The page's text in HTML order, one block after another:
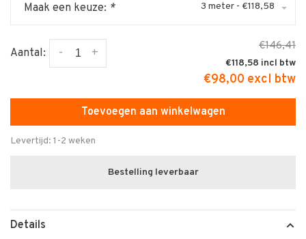
Maak een keuze: * 3 meter - €118,58
Aantal: +
-
€146,41
€118,58
€98,00 excl btw
Toevoegen aan winkelwagen
Levertijd: 1-2 weken
Bestelling leverbaar
Details